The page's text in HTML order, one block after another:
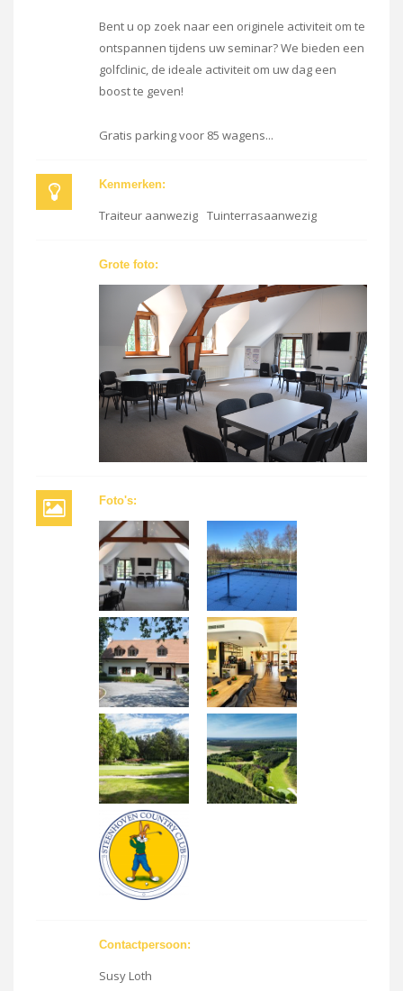
Bent u op zoek naar een originele activiteit om te
ontspannen tijdens uw seminar? We bieden een
golfclinic, de ideale activiteit om uw dag een
boost te geven!
Gratis parking voor 85 wagens...
Kenmerken:
Traiteur aanwezig Tuinterrasaanwezig
Grote foto:
Foto's:
Contactpersoon:
Susy Loth